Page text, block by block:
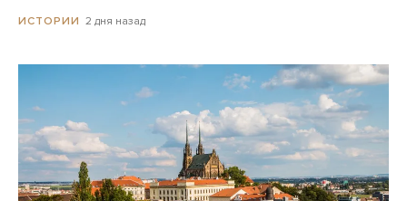
ИСТОРИИ 2 дня назад